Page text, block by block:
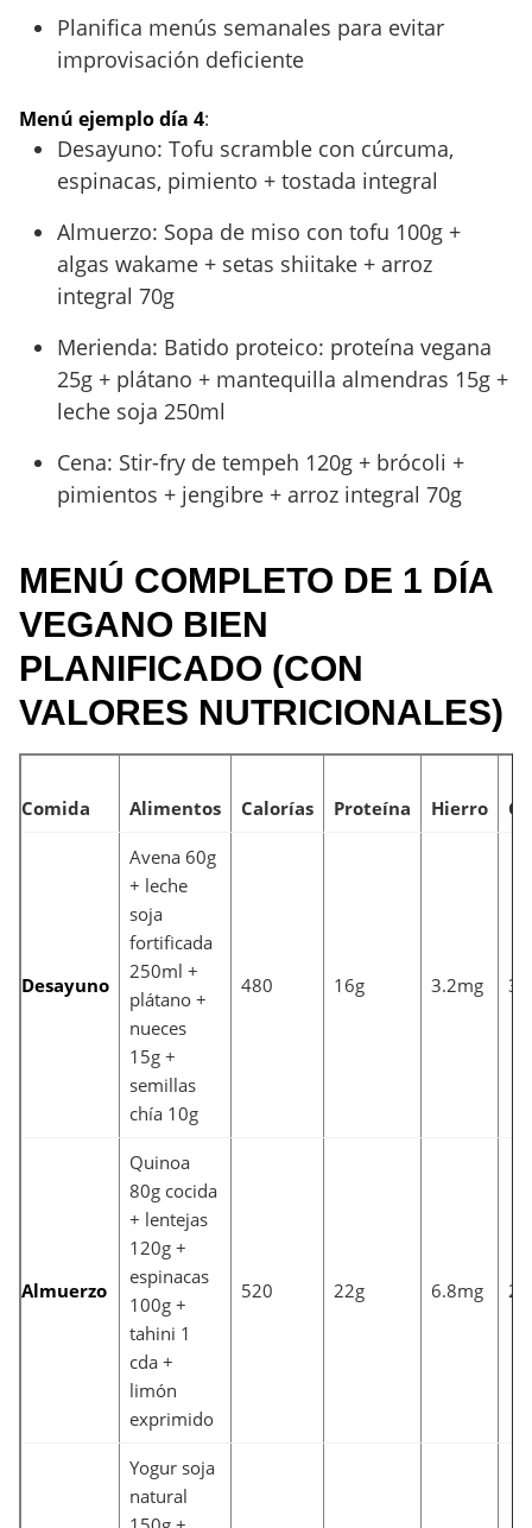
Planifica menús semanales para evitar
improvisación deficiente
Menú ejemplo día 4:
Desayuno: Tofu scramble con cúrcuma,
espinacas, pimiento + tostada integral
Almuerzo: Sopa de miso con tofu 100g +
algas wakame + setas shiitake + arroz
integral 70g
Merienda: Batido proteico: proteína vegana
25g + plátano + mantequilla almendras 15g +
leche soja 250ml
Cena: Stir-fry de tempeh 120g + brócoli +
pimientos + jengibre + arroz integral 70g
MENÚ COMPLETO DE 1 DÍA
VEGANO BIEN
PLANIFICADO (CON
VALORES NUTRICIONALES)
Comida Alimentos Calorías Proteína Hierro
Desayuno
Avena 60g
+ leche
soja
fortificada
250ml +
plátano +
nueces
15g +
semillas
chía 10g
480 16g 3.2mg
Almuerzo
Quinoa
80g cocida
+ lentejas
120g +
espinacas
100g +
tahini 1
cda +
limón
exprimido
520 22g 6.8mg
Yogur soja
natural